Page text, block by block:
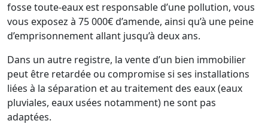
fosse toute-eaux est responsable d’une pollution, vous
vous exposez à 75 000€ d’amende, ainsi qu’à une peine
d’emprisonnement allant jusqu’à deux ans.
Dans un autre registre, la vente d’un bien immobilier
peut être retardée ou compromise si ses installations
liées à la séparation et au traitement des eaux (eaux
pluviales, eaux usées notamment) ne sont pas
adaptées.